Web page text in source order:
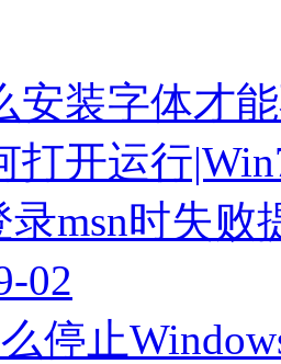
安装字体才
打开运行
msn时失败
02
停止